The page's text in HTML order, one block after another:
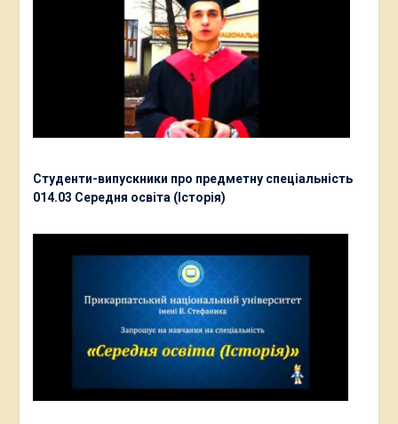
Студенти-випускники про предметну спеціальність
014.03 Середня освіта (Історія)